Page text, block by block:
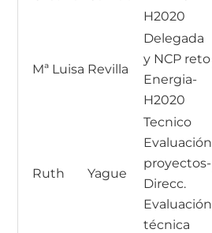
H2020
Mª Luisa Revilla
Delegada
y NCP reto
Energia-
H2020
Ruth Yague
Tecnico
Evaluación
proyectos-
Direcc.
Evaluación
técnica